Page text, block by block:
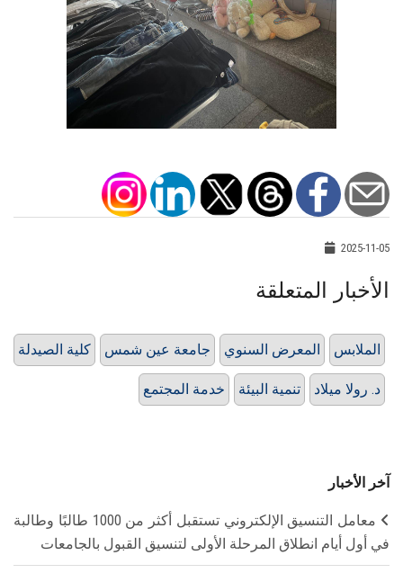
2025-11-05
الأخبار المتعلقة
كلية الصيدلة جامعة عين شمس المعرض السنوي الملابس
خدمة المجتمع تنمية البيئة د. رولا ميلاد
آخر الأخبار
معامل التنسيق الإلكتروني تستقبل أكثر من 1000 طالبًا وطالبة
في أول أيام انطلاق المرحلة الأولى لتنسيق القبول بالجامعات